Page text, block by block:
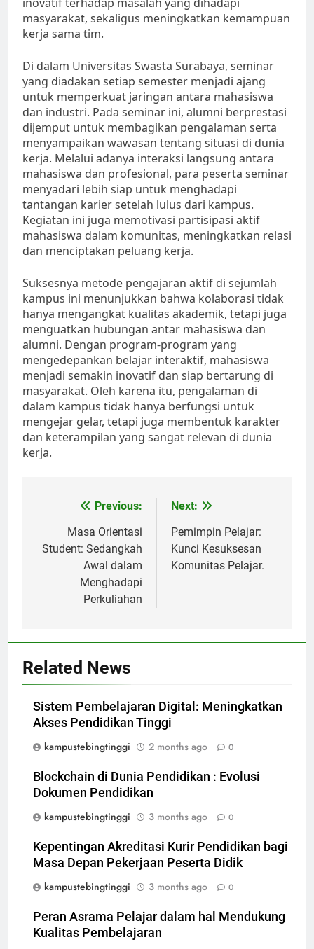
masyarakat, sekaligus meningkatkan kemampuan
kerja sama tim.
Di dalam Universitas Swasta Surabaya, seminar
yang diadakan setiap semester menjadi ajang
untuk memperkuat jaringan antara mahasiswa
dan industri. Pada seminar ini, alumni berprestasi
dijemput untuk membagikan pengalaman serta
menyampaikan wawasan tentang situasi di dunia
kerja. Melalui adanya interaksi langsung antara
mahasiswa dan profesional, para peserta seminar
menyadari lebih siap untuk menghadapi
tantangan karier setelah lulus dari kampus.
Kegiatan ini juga memotivasi partisipasi aktif
mahasiswa dalam komunitas, meningkatkan relasi
dan menciptakan peluang kerja.
Suksesnya metode pengajaran aktif di sejumlah
kampus ini menunjukkan bahwa kolaborasi tidak
hanya mengangkat kualitas akademik, tetapi juga
menguatkan hubungan antar mahasiswa dan
alumni. Dengan program-program yang
mengedepankan belajar interaktif, mahasiswa
menjadi semakin inovatif dan siap bertarung di
masyarakat. Oleh karena itu, pengalaman di
dalam kampus tidak hanya berfungsi untuk
mengejar gelar, tetapi juga membentuk karakter
dan keterampilan yang sangat relevan di dunia
kerja.
navigation
Previous:
Masa Orientasi
Student: Sedangkah
Awal dalam
Menghadapi
Perkuliahan
Next:
Pemimpin Pelajar:
Kunci Kesuksesan
Komunitas Pelajar.
Related News
Sistem Pembelajaran Digital: Meningkatkan
Akses Pendidikan Tinggi
kampustebingtinggi
2 months ago 0
Blockchain di Dunia Pendidikan : Evolusi
Dokumen Pendidikan
kampustebingtinggi
3 months ago 0
Kepentingan Akreditasi Kurir Pendidikan bagi
Masa Depan Pekerjaan Peserta Didik
kampustebingtinggi
3 months ago 0
Peran Asrama Pelajar dalam hal Mendukung
Kualitas Pembelajaran